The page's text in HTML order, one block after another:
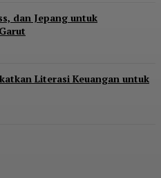
dan Jepang untuk
Literasi Keuangan untuk